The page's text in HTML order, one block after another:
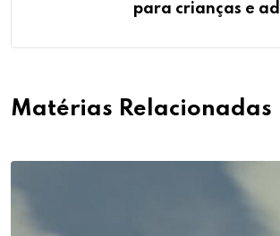
para crianças e
Matérias Relacionadas